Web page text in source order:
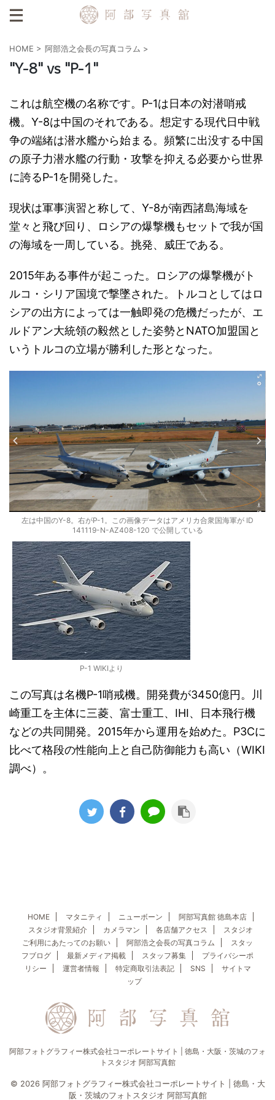
HOME > 阿部浩之会長の写真コラム >
"Y-8" vs "P-1"
これは航空機の名称です。P-1は日本の対潜哨戒
機。Y-8は中国のそれである。想定する現代日中戦
争の端緒は潜水艦から始まる。頻繁に出没する中国
の原子力潜水艦の行動・攻撃を抑える必要から世界
に誇るP-1を開発した。
現状は軍事演習と称して、Y-8が南西諸島海域を
堂々と飛び回り、ロシアの爆撃機もセットで我が国
の海域を一周している。挑発、威圧である。
2015年ある事件が起こった。ロシアの爆撃機がト
ルコ・シリア国境で撃墜された。トルコとしてはロ
シアの出方によっては一触即発の危機だったが、エ
ルドアン大統領の毅然とした姿勢とNATO加盟国と
いうトルコの立場が勝利した形となった。
左は中国のY-8。右がP-1。この画像データはアメリカ合衆国海軍が ID
141119-N-AZ408-120 で公開している
P-1 WIKIより
この写真は名機P-1哨戒機。開発費が3450億円。川
崎重工を主体に三菱、富士重工、IHI、日本飛行機
などの共同開発。2015年から運用を始めた。P3Cに
比べて格段の性能向上と自己防御能力も高い（WIKI
調べ）。
HOME マタニティ ニューボーン
阿部写真館 徳島本店
スタジオ背景紹介
カメラマン 各店舗アクセス
スタジオ
ご利用にあたってのお願い
阿部浩之会長の写真コラム
スタッ
フブログ
最新メディア掲載 スタッフ募集
プライバシーポ
リシー
運営者情報 特定商取引法表記 SNS
サイトマ
ップ
阿部フォトグラフィー株式会社コーポレートサイト | 徳島・大阪・茨城のフォ
トスタジオ 阿部写真館
© 2026 阿部フォトグラフィー株式会社コーポレートサイト | 徳島・大
阪・茨城のフォトスタジオ 阿部写真館